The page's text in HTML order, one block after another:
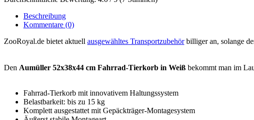
Beschreibung
Kommentare (0)
ZooRoyal.de bietet aktuell ausgewähltes Transportzubehörbilliger an, solange
Den Aumüller 52x38x44 cm Fahrrad-Tierkorb in Weiß bekommt man im
Fahrrad-Tierkorb mit innovativem Haltungssystem
Belastbarkeit: bis zu 15 kg
Komplett ausgestattet mit Gepäckträger-Montagesystem